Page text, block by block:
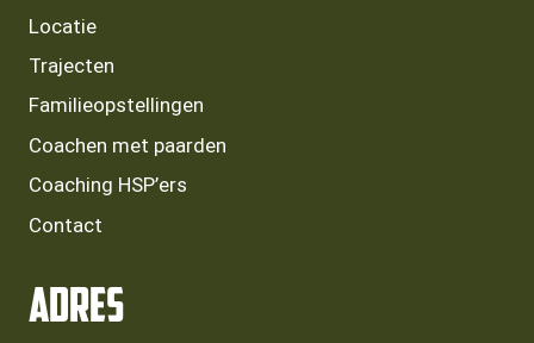
Locatie
Trajecten
Familieopstellingen
Coachen met paarden
Coaching HSP’ers
Contact
Adres